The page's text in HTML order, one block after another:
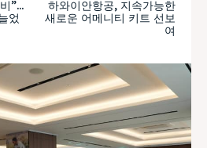
”…
었
하와이안항공, 지속가능한
새로운 어메니티 키트 선보
여